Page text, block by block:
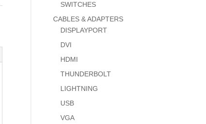
SWITCHES
CABLES & ADAPTERS
DISPLAYPORT
DVI
HDMI
THUNDERBOLT
LIGHTNING
USB
VGA